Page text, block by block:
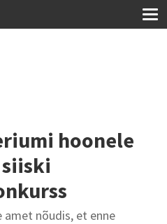
hoonele
amet nõudis, et enne